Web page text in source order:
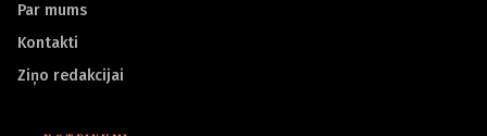
Par mums
Kontakti
Ziņo redakcijai